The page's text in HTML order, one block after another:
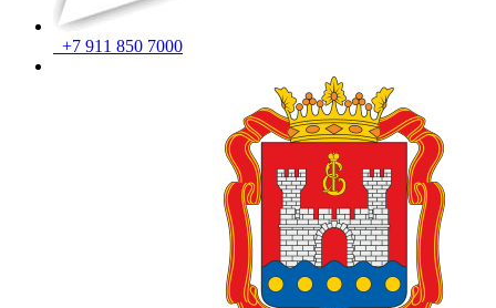
+7 911 850 7000